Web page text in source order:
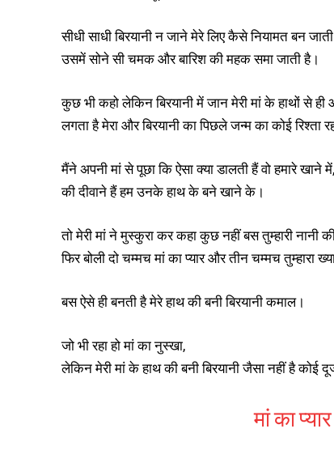
सीधी साधी बिरयानी न जाने मेरे लिए कैसे नियामत बन
उसमें सोने सी चमक और बारिश की महक समा जाती है।
कुछ भी कहो लेकिन बिरयानी में जान मेरी मां के हाथों से ही
लगता है मेरा और बिरयानी का पिछले जन्म का कोई रिश्ता
मैंने अपनी मां से पूछा कि ऐसा क्या डालती हैं वो हमारे खाने में,
की दीवाने हैं हम उनके हाथ के बने खाने के।
तो मेरी मां ने मुस्कुरा कर कहा कुछ नहीं बस तुम्हारी नानी
फिर बोली दो चम्मच मां का प्यार और तीन चम्मच तुम्हारा
बस ऐसे ही बनती है मेरे हाथ की बनी बिरयानी कमाल।
जो भी रहा हो मां का नुस्खा,
लेकिन मेरी मां के हाथ की बनी बिरयानी जैसा नहीं है कोई
मां का